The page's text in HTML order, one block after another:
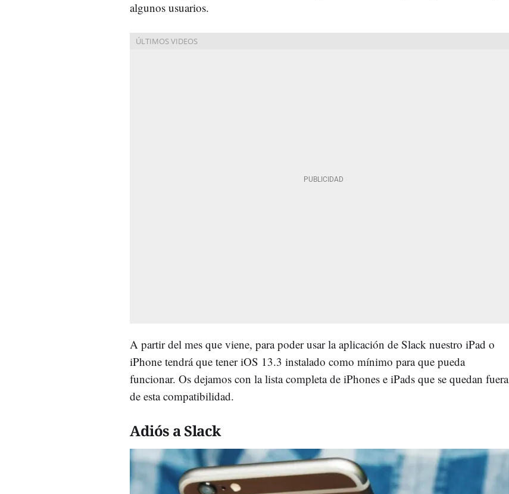
algunos usuarios.
A partir del mes que viene, para poder usar la aplicación de Slack nuestro iPad o
iPhone tendrá que tener iOS 13.3 instalado como mínimo para que pueda
funcionar. Os dejamos con la lista completa de iPhones e iPads que se quedan fuera
de esta compatibilidad.
Adiós a Slack